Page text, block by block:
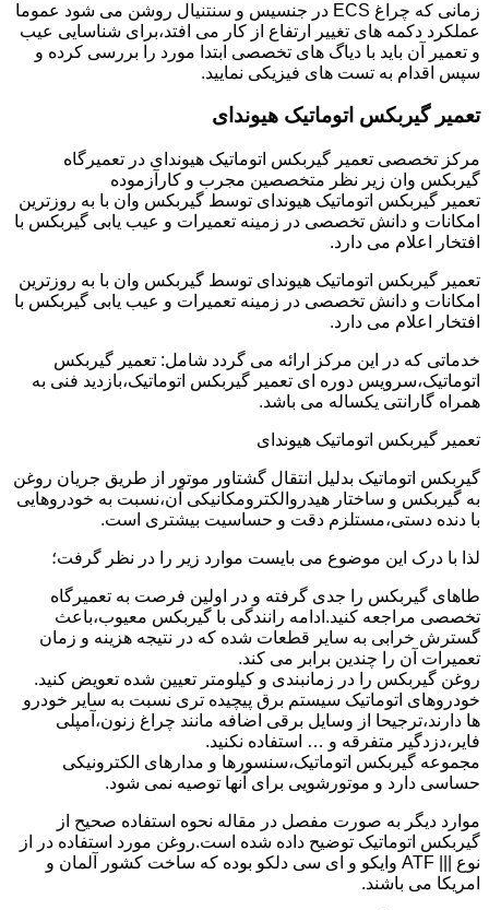
زمانی که چراغ ECS در جنسیس و سنتنیال روشن می شود عموما
عملکرد دکمه های تغییر ارتفاع از کار می افتد،برای شناسایی عیب
و تعمیر آن باید با دیاگ های تخصصی ابتدا مورد را بررسی کرده و
سپس اقدام به تست های فیزیکی نمایید.
تعمیر گیربکس اتوماتیک هیوندای
مرکز تخصصی تعمیر گیربکس اتوماتیک هیوندای در تعمیرگاه
گیربکس وان زیر نظر متخصصین مجرب و کارآزموده
تعمیر گیربکس اتوماتیک هیوندای توسط گیربکس وان با به روزترین
امکانات و دانش تخصصی در زمینه تعمیرات و عیب یابی گیربکس با
افتخار اعلام می دارد.
تعمیر گیربکس اتوماتیک هیوندای توسط گیربکس وان با به روزترین
امکانات و دانش تخصصی در زمینه تعمیرات و عیب یابی گیربکس با
افتخار اعلام می دارد.
خدماتی که در این مرکز ارائه می گردد شامل: تعمیر گیربکس
اتوماتیک،سرویس دوره ای تعمیر گیربکس اتوماتیک،بازدید فنی به
همراه گارانتی یکساله می باشد.
تعمیر گیربکس اتوماتیک هیوندای
گیربکس اتوماتیک بدلیل انتقال گشتاور موتور از طریق جریان روغن
به گیربکس و ساختار هیدروالکترومکانیکی آن،نسبت به خودروهایی
با دنده دستی،مستلزم دقت و حساسیت بیشتری است.
لذا با درک این موضوع می بایست موارد زیر را در نظر گرفت؛
طاهای گیربکس را جدی گرفته و در اولین فرصت به تعمیرگاه
تخصصی مراجعه کنید.ادامه رانندگی با گیربکس معیوب،باعث
گسترش خرابی به سایر قطعات شده که در نتیجه هزینه و زمان
تعمیرات آن را چندین برابر می کند.
روغن گیربکس را در زمانبندی و کیلومتر تعیین شده تعویض کنید.
خودروهای اتوماتیک سیستم برق پیچیده تری نسبت به سایر خودرو
ها دارند،ترجیحا از وسایل برقی اضافه مانند چراغ زنون،آمپلی
فایر،دزدگیر متفرقه و … استفاده نکنید.
مجموعه گیربکس اتوماتیک،سنسورها و مدارهای الکترونیکی
حساسی دارد و موتورشویی برای آنها توصیه نمی شود.
موارد دیگر به صورت مفصل در مقاله نحوه استفاده صحیح از
گیربکس اتوماتیک توضیح داده شده است.روغن مورد استفاده در از
نوع ||| ATF وایکو و ای سی دلکو بوده که ساخت کشور آلمان و
امریکا می باشند.